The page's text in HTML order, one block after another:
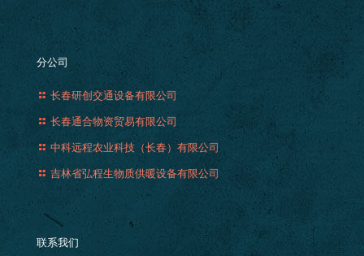
分公司
长春研创交通设备有限公司
长春通合物资贸易有限公司
中科远程农业科技（长春）有限公司
吉林省弘程生物质供暖设备有限公司
联系我们